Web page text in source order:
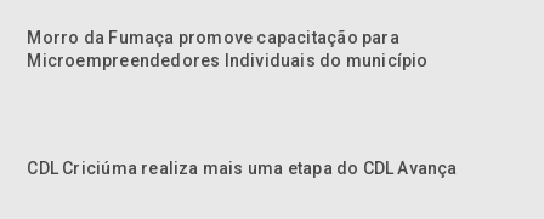
Morro da Fumaça promove capacitação para
Microempreendedores Individuais do município
CDL Criciúma realiza mais uma etapa do CDL Avança